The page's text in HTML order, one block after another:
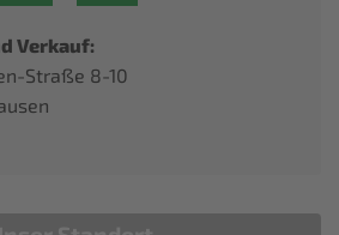
Verkauf:
Straße 8-10